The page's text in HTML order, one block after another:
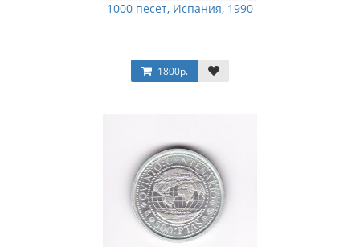
1000 песет, Испания, 1990
1800р.